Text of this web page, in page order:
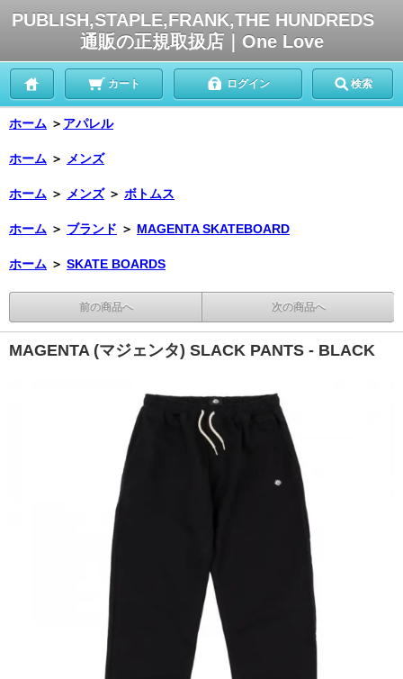
PUBLISH,STAPLE,FRANK,THE HUNDREDS
通販の正規取扱店｜One Love
カート ログイン 検索
ホーム ＞ アパレル
ホーム ＞ メンズ
ホーム ＞ メンズ ＞ ボトムス
ホーム ＞ ブランド ＞ MAGENTA SKATEBOARD
ホーム ＞ SKATE BOARDS
前の商品へ 次の商品へ
MAGENTA (マジェンタ) SLACK PANTS - BLACK